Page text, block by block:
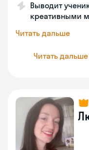
Выводит
креативными
Читать дальше
Читать дальше